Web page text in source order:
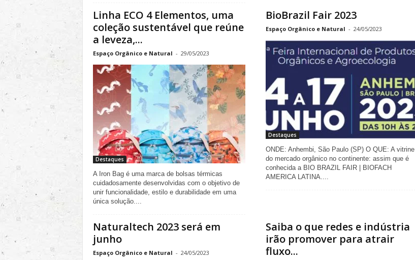
Linha ECO 4 Elementos, uma
coleção sustentável que reúne
a leveza,...
Espaço Orgânico e Natural - 29/05/2023
Destaques
A Iron Bag é uma marca de bolsas térmicas
cuidadosamente desenvolvidas com o objetivo de
unir funcionalidade, estilo e durabilidade em uma
única solução....
BioBrazil Fair 2023
Espaço Orgânico e Natural - 24/05/2023
Destaques
ONDE: Anhembi, São Paulo (SP) O QUE: A vitrine
do mercado orgânico no continente: assim que é
conhecida a BIO BRAZIL FAIR | BIOFACH
AMERICA LATINA....
Naturaltech 2023 será em
junho
Espaço Orgânico e Natural - 24/05/2023
Saiba o que redes e indústria
irão promover para atrair
fluxo...